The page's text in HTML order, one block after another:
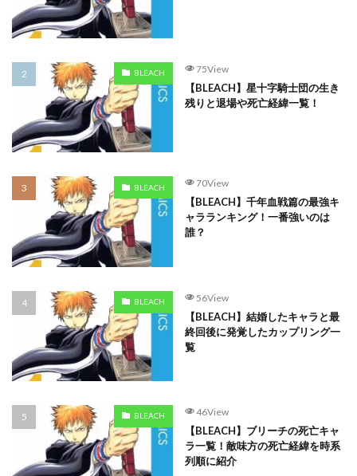
BLEACH 75View
【BLEACH】星十字騎士団の生き
残りと退場や死亡経緯一覧！
BLEACH 70View
【BLEACH】千年血戦篇の最強キ
ャラランキング！一番強いのは
誰？
BLEACH 56View
【BLEACH】結婚したキャラと最
終回後に発覚したカップリング一
覧
BLEACH 46View
【BLEACH】ブリーチの死亡キャ
ラ一覧！敵味方の死亡経緯を時系
列順に紹介